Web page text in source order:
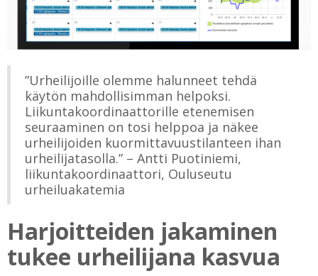
”Urheilijoille olemme halunneet tehdä
käytön mahdollisimman helpoksi.
Liikuntakoordinaattorille etenemisen
seuraaminen on tosi helppoa ja näkee
urheilijoiden kuormittavuustilanteen ihan
urheilijatasolla.” – Antti Puotiniemi,
liikuntakoordinaattori, Ouluseutu
urheiluakatemia
Harjoitteiden jakaminen
tukee urheilijana kasvua